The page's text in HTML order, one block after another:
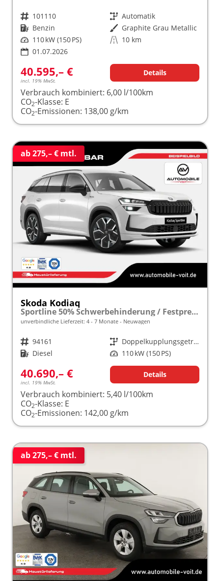
Fahrzeugnr. 101110 Getriebe Automatik
Kraftstoff Benzin Außenfarbe Graphite Grau Metallic
Leistung 110 kW (150 PS) Kilometerstand 10 km
01.07.2026
40.595,– €
incl. 19% MwSt.
Details
Verbrauch kombiniert: 6,00 l/100km
CO2-Klasse: E
CO2-Emissionen: 138,00 g/km
ab 275,– € mtl.
Skoda Kodiaq
Sportline 50% Schwerbehinderung / Festpreisgarantie* Modelljahr 2.0 TDI 150 PS DSG "Sonderangebot bei Schwerbehinderung" frei konfigurierbar!
unverbindliche Lieferzeit: 4 - 7 Monate Neuwagen
Fahrzeugnr. 94161 Getriebe
Doppelkupplungsgetriebe (DSG)
Kraftstoff Diesel Leistung 110 kW (150 PS)
40.690,– €
incl. 19% MwSt.
Details
Verbrauch kombiniert: 5,40 l/100km
CO2-Klasse: E
CO2-Emissionen: 142,00 g/km
ab 275,– € mtl.